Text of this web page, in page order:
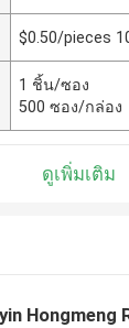
$0.50/pieces
1 ชิ้น/ซอง
500 ซอง/กล่อง
ดูเพิ่มเติม
Hongmeng